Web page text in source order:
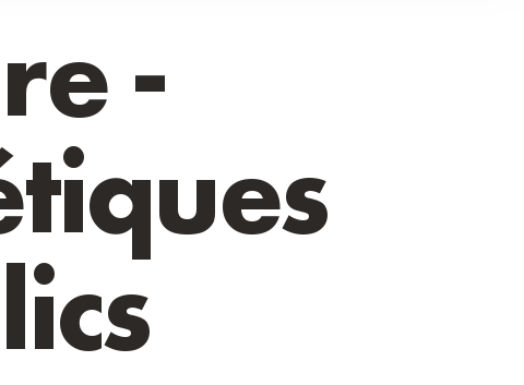
des collectivités
Le périmètre d’intervention
-